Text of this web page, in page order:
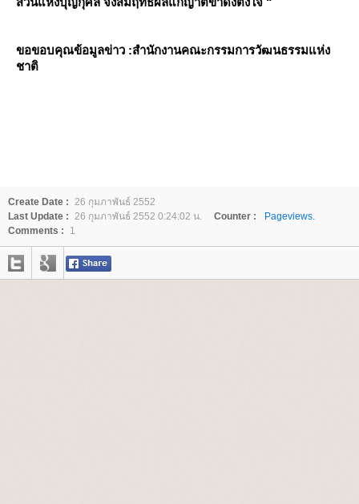
ขอขอบคุณข้อมูลข่าว :สำนักงานคณะกรรมการวัฒนธรรมแห่ง
ชาติ
Create Date : 26 กุมภาพันธ์ 2552
Last Update : 26 กุมภาพันธ์ 2552 0:24:02 น. Counter :
Pageviews.
Comments :
1